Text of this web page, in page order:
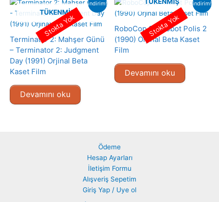
indirim!
TÜKENMIŞ
Terminator 2: Mahşer Günü
– Terminator 2: Judgment
Day (1991) Orjinal Beta
Kaset Film
Devamını oku
Stokta Yok
indirim!
TÜKENMIŞ
RoboCop 2 – Robot Polis 2
(1990) Orjinal Beta Kaset
Film
Devamını oku
Stokta Yok
Ödeme
Hesap Ayarları
İletişim Formu
Alışveriş Sepetim
Giriş Yap / Uye ol